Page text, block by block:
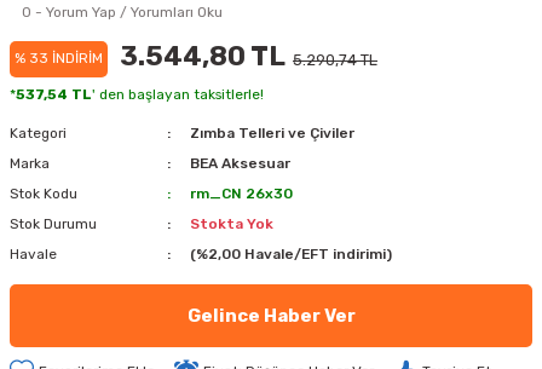
0 - Yorum Yap / Yorumları Oku
% 33 İNDİRİM 3.544,80 TL 5.290,74 TL
*537,54 TL' den başlayan taksitlerle!
Kategori
Zımba Telleri ve Çiviler
Marka
BEA Aksesuar
Stok Kodu
rm_CN 26x30
Stok Durumu
Stokta Yok
Havale
(%2,00 Havale/EFT indirimi)
Gelince Haber Ver